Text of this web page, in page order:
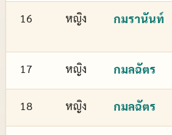
16 หญิง กมรานันท์
17 หญิง กมลฉัตร
18 หญิง กมลฉัตร